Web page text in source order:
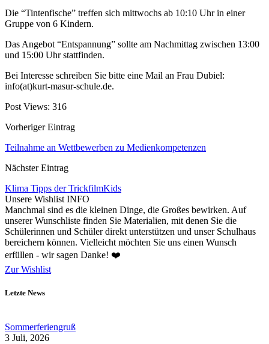
Die “Tintenfische” treffen sich mittwochs ab 10:10 Uhr in einer
Gruppe von 6 Kindern.
Das Angebot “Entspannung” sollte am Nachmittag zwischen 13:00
und 15:00 Uhr stattfinden.
Bei Interesse schreiben Sie bitte eine Mail an Frau Dubiel:
info(at)kurt-masur-schule.de.
Post Views: 316
Vorheriger Eintrag
Teilnahme an Wettbewerben zu Medienkompetenzen
Nächster Eintrag
Klima Tipps der TrickfilmKids
Unsere Wishlist INFO
Manchmal sind es die kleinen Dinge, die Großes bewirken. Auf
unserer Wunschliste finden Sie Materialien, mit denen Sie die
Schülerinnen und Schüler direkt unterstützen und unser Schulhaus
bereichern können. Vielleicht möchten Sie uns einen Wunsch
erfüllen - wir sagen Danke! ❤️
Zur Wishlist
Letzte News
Sommerferiengruß
3 Juli, 2026